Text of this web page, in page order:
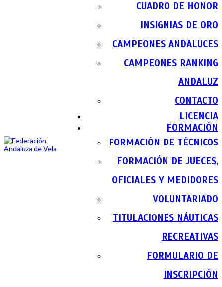
CUADRO DE HONOR
INSIGNIAS DE ORO
CAMPEONES ANDALUCES
CAMPEONES RANKING
ANDALUZ
CONTACTO
LICENCIA
FORMACIÓN
FORMACIÓN DE TÉCNICOS
FORMACIÓN DE JUECES,
OFICIALES Y MEDIDORES
VOLUNTARIADO
TITULACIONES NÁUTICAS
RECREATIVAS
FORMULARIO DE
INSCRIPCIÓN